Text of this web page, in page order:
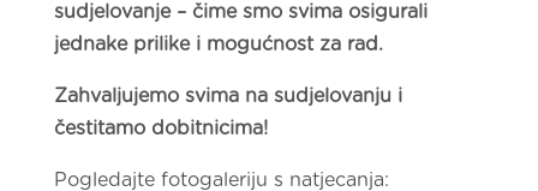
sudjelovanje – čime smo svima osigurali
jednake prilike i mogućnost za rad.
Zahvaljujemo svima na sudjelovanju i
čestitamo dobitnicima!
Pogledajte fotogaleriju s natjecanja: